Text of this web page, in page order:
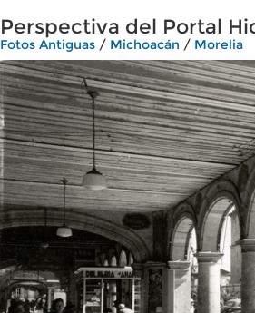
Perspectiva del Portal
Fotos Antiguas / Michoacán / Morelia